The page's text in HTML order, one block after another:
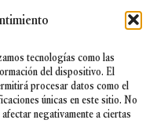
tecnologías como las
del dispositivo. El
procesar datos como el
únicas en este sitio. No
negativamente a ciertas
y compradores de
cambio
de los créditos
la normativa